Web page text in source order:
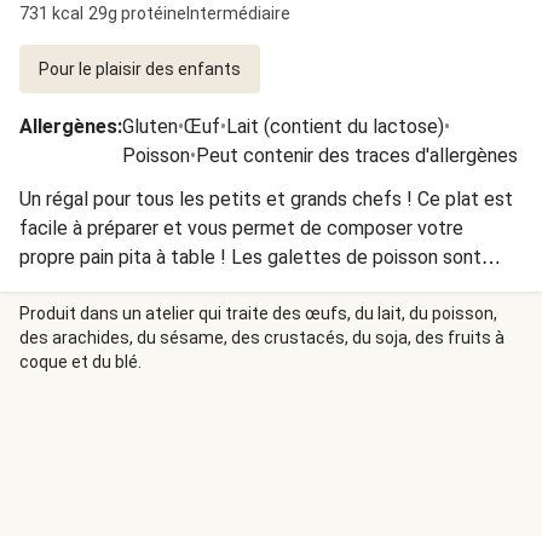
731 kcal 29g protéine Intermédiaire
Pour le plaisir des enfants
Allergènes:Gluten•Œuf•Lait (contient du lactose)•
Poisson•Peut contenir des traces d'allergènes
Un régal pour tous les petits et grands chefs ! Ce plat est
facile à préparer et vous permet de composer votre
propre pain pita à table ! Les galettes de poisson sont
réalisées à partir de cabillaud pêché dans le golfe d’Alaska.
Produit dans un atelier qui traite des œufs, du lait, du poisson,
des arachides, du sésame, des crustacés, du soja, des fruits à
coque et du blé.